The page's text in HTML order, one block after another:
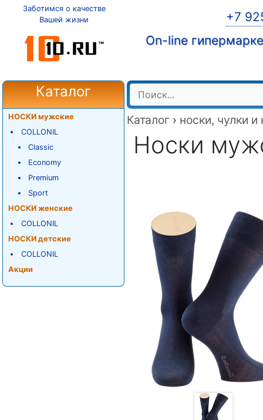
Заботимся о качестве
Вашей жизни
+7
On-line
Каталог
НОСКИ мужские
COLLONIL
Classic
Economy
Premium
Sport
НОСКИ женские
COLLONIL
НОСКИ детские
COLLONIL
Акции
Каталог › носки, чулки и
Носки